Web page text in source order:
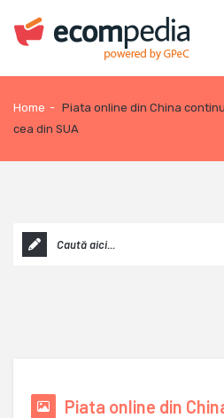
Home - Piata online din China
cea din SUA
Piata online din